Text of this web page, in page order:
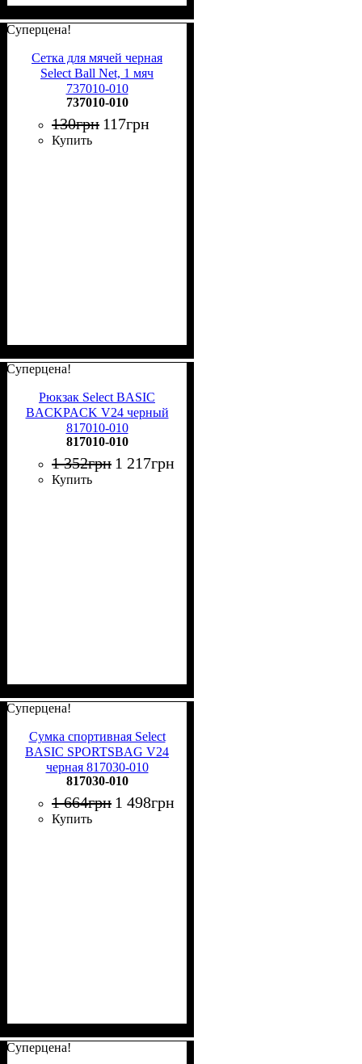
Суперцена!
Сетка для мячей черная
Select Ball Net, 1 мяч
737010-010
737010-010
130грн 117грн
Купить
Суперцена!
Рюкзак Select BASIC
BACKPACK V24 черный
817010-010
817010-010
1 352грн 1 217грн
Купить
Суперцена!
Сумка спортивная Select
BASIC SPORTSBAG V24
черная 817030-010
817030-010
1 664грн 1 498грн
Купить
Суперцена!